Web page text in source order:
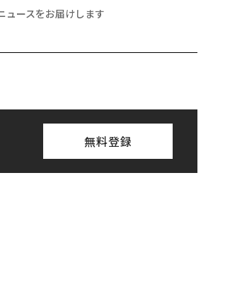
ュースをお届けします
無料登録